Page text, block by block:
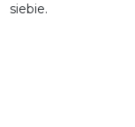
siebie.